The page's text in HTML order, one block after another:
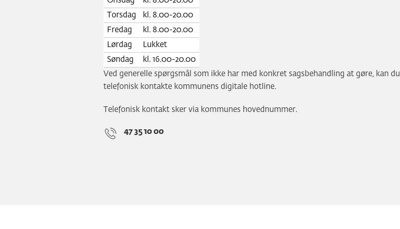
Torsdag
kl. 8.00-20.00
Fredag
kl. 8.00-20.00
Lørdag
Lukket
Søndag
kl. 16.00-20.00
Ved generelle spørgsmål som ikke har med konkret sagsbehandling at gøre, kan du
telefonisk kontakte kommunens digitale hotline.
Telefonisk kontakt sker via kommunes hovednummer.
47 35 10 00